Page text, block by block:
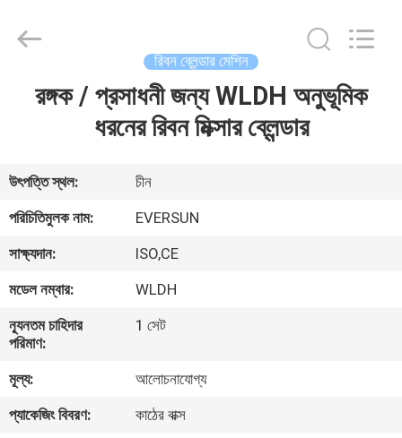
VR
প্রদর্শন
আমাদের
সম্পর্কে
কারখানা
ভ্রমণ
রিবন ব্লেন্ডার মেশিন
রঙ্গক / প্রসাধনী জন্য WLDH অনুভূমিক
ধরনের রিবন মিক্সার ব্লেন্ডার
উৎপত্তি স্থল:
চীন
পরিচিতিমুলক নাম:
EVERSUN
সাক্ষ্যদান:
ISO,CE
মডেল নম্বার:
WLDH
ন্যূনতম চাহিদার
পরিমাণ:
1 সেট
মূল্য:
আলোচনাযোগ্য
প্যাকেজিং বিবরণ:
কাঠের বাক্স